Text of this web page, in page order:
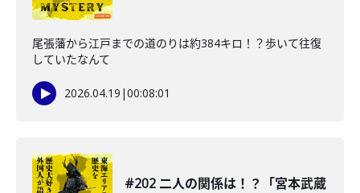
尾張藩から江戸までの道のりは約384キロ！？歩いて往復
していたなんて
2026.04.19 |00:08:01
#202 二人の関係は！？「宮本武蔵